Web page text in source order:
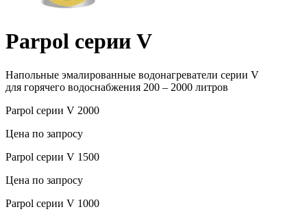
Parpol серии V
Напольные эмалированные водонагреватели серии V
для горячего водоснабжения 200 – 2000 литров
Parpol серии V 2000
Цена по запросу
Parpol серии V 1500
Цена по запросу
Parpol серии V 1000